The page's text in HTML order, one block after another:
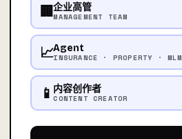
🏢企业高管
MANAGEMENT TEAM
📈Agent
INSURANCE · PROPERTY · MLM
📱 内容创作者
CONTENT CREATOR